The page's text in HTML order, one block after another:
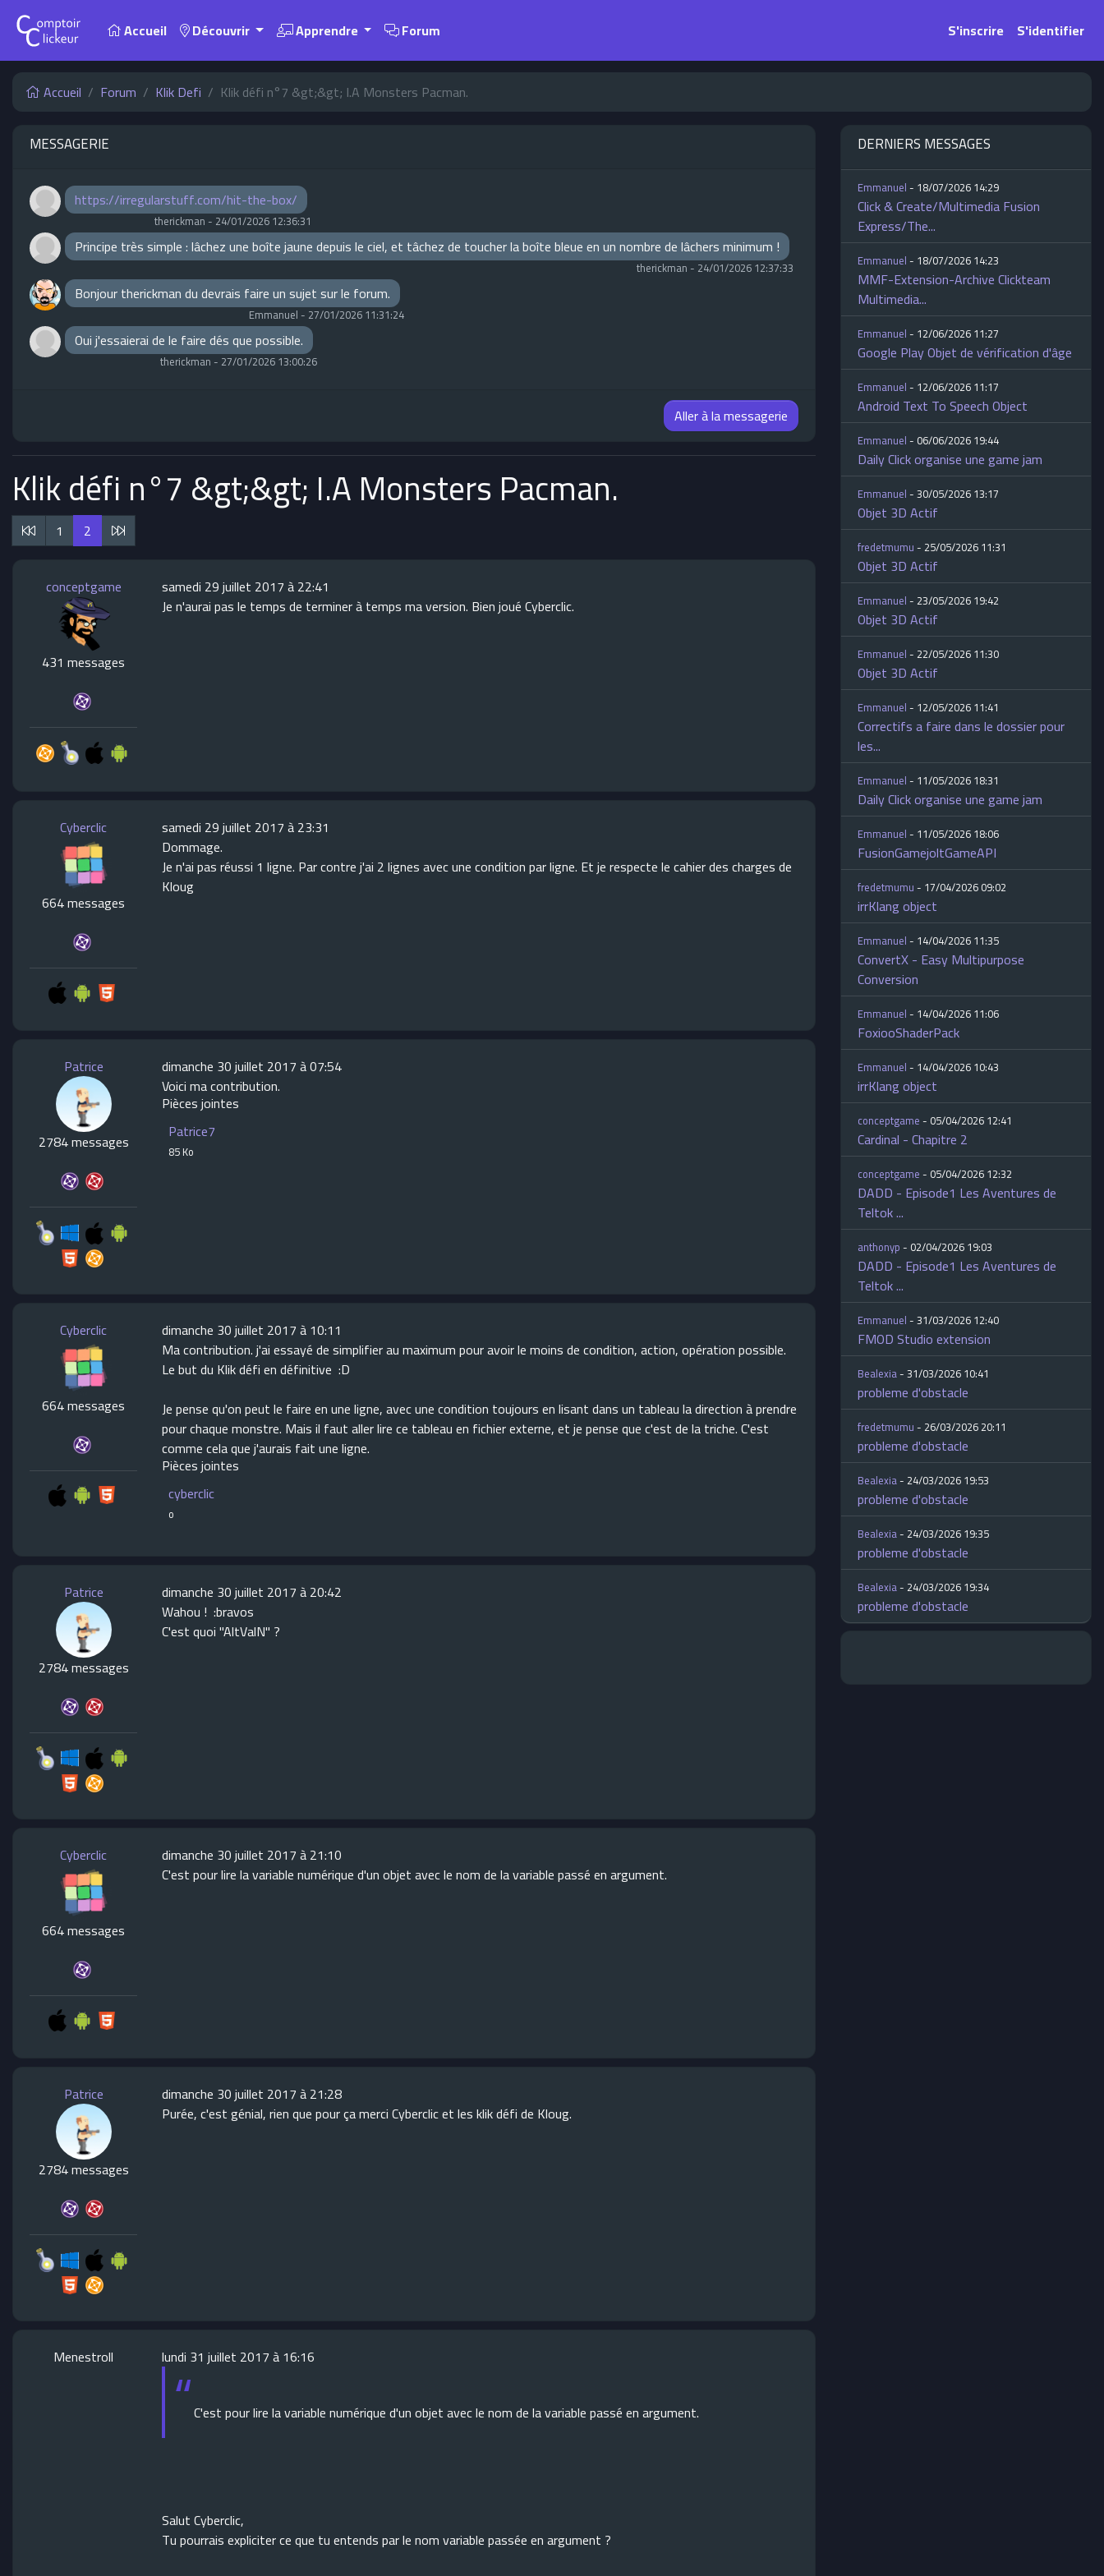
Accueil Découvrir Apprendre Forum S'inscrire S'identifier
Accueil Forum Klik Defi Klik défi n°7 &gt;&gt; I.A Monsters Pacman.
MESSAGERIE
https://irregularstuff.com/hit-the-box/
therickman - 24/01/2026 12:36:31
Principe très simple : lâchez une boîte jaune depuis le ciel, et tâchez de toucher la boîte bleue en un nombre de lâchers minimum !
therickman - 24/01/2026 12:37:33
Bonjour therickman du devrais faire un sujet sur le forum.
Emmanuel - 27/01/2026 11:31:24
Oui j'essaierai de le faire dés que possible.
therickman - 27/01/2026 13:00:26
Aller à la messagerie
Klik défi n°7 &gt;&gt; I.A Monsters Pacman.
1 2
conceptgame
431 messages
samedi 29 juillet 2017 à 22:41
Je n'aurai pas le temps de terminer à temps ma version. Bien joué Cyberclic.
Cyberclic
664 messages
samedi 29 juillet 2017 à 23:31
Dommage.
Je n'ai pas réussi 1 ligne. Par contre j'ai 2 lignes avec une condition par ligne. Et je respecte le cahier des charges de
Kloug
Patrice
2784 messages
dimanche 30 juillet 2017 à 07:54
Voici ma contribution.
Pièces jointes
Patrice7
85 Ko
Cyberclic
664 messages
dimanche 30 juillet 2017 à 10:11
Ma contribution. j'ai essayé de simplifier au maximum pour avoir le moins de condition, action, opération possible.
Le but du Klik défi en définitive :D
Je pense qu'on peut le faire en une ligne, avec une condition toujours en lisant dans un tableau la direction à prendre
pour chaque monstre. Mais il faut aller lire ce tableau en fichier externe, et je pense que c'est de la triche. C'est
comme cela que j'aurais fait une ligne.
Pièces jointes
cyberclic
o
Patrice
2784 messages
dimanche 30 juillet 2017 à 20:42
Wahou ! :bravos
C'est quoi "AltValN" ?
Cyberclic
664 messages
dimanche 30 juillet 2017 à 21:10
C'est pour lire la variable numérique d'un objet avec le nom de la variable passé en argument.
Patrice
2784 messages
dimanche 30 juillet 2017 à 21:28
Purée, c'est génial, rien que pour ça merci Cyberclic et les klik défi de Kloug.
Menestroll lundi 31 juillet 2017 à 16:16
C'est pour lire la variable numérique d'un objet avec le nom de la variable passé en argument.
Salut Cyberclic,
Tu pourrais expliciter ce que tu entends par le nom variable passée en argument ?
DERNIERS MESSAGES
Emmanuel- 18/07/2026 14:29
Click & Create/Multimedia Fusion
Express/The...
Emmanuel- 18/07/2026 14:23
MMF-Extension-Archive Clickteam
Multimedia...
Emmanuel- 12/06/2026 11:27
Google Play Objet de vérification d'âge
Emmanuel- 12/06/2026 11:17
Android Text To Speech Object
Emmanuel- 06/06/2026 19:44
Daily Click organise une game jam
Emmanuel- 30/05/2026 13:17
Objet 3D Actif
fredetmumu- 25/05/2026 11:31
Objet 3D Actif
Emmanuel- 23/05/2026 19:42
Objet 3D Actif
Emmanuel- 22/05/2026 11:30
Objet 3D Actif
Emmanuel- 12/05/2026 11:41
Correctifs a faire dans le dossier pour
les...
Emmanuel- 11/05/2026 18:31
Daily Click organise une game jam
Emmanuel- 11/05/2026 18:06
FusionGamejoltGameAPI
fredetmumu- 17/04/2026 09:02
irrKlang object
Emmanuel- 14/04/2026 11:35
ConvertX - Easy Multipurpose
Conversion
Emmanuel- 14/04/2026 11:06
FoxiooShaderPack
Emmanuel- 14/04/2026 10:43
irrKlang object
conceptgame- 05/04/2026 12:41
Cardinal - Chapitre 2
conceptgame- 05/04/2026 12:32
DADD - Episode1 Les Aventures de
Teltok ...
anthonyp- 02/04/2026 19:03
DADD - Episode1 Les Aventures de
Teltok ...
Emmanuel- 31/03/2026 12:40
FMOD Studio extension
Bealexia- 31/03/2026 10:41
probleme d'obstacle
fredetmumu- 26/03/2026 20:11
probleme d'obstacle
Bealexia- 24/03/2026 19:53
probleme d'obstacle
Bealexia- 24/03/2026 19:35
probleme d'obstacle
Bealexia- 24/03/2026 19:34
probleme d'obstacle